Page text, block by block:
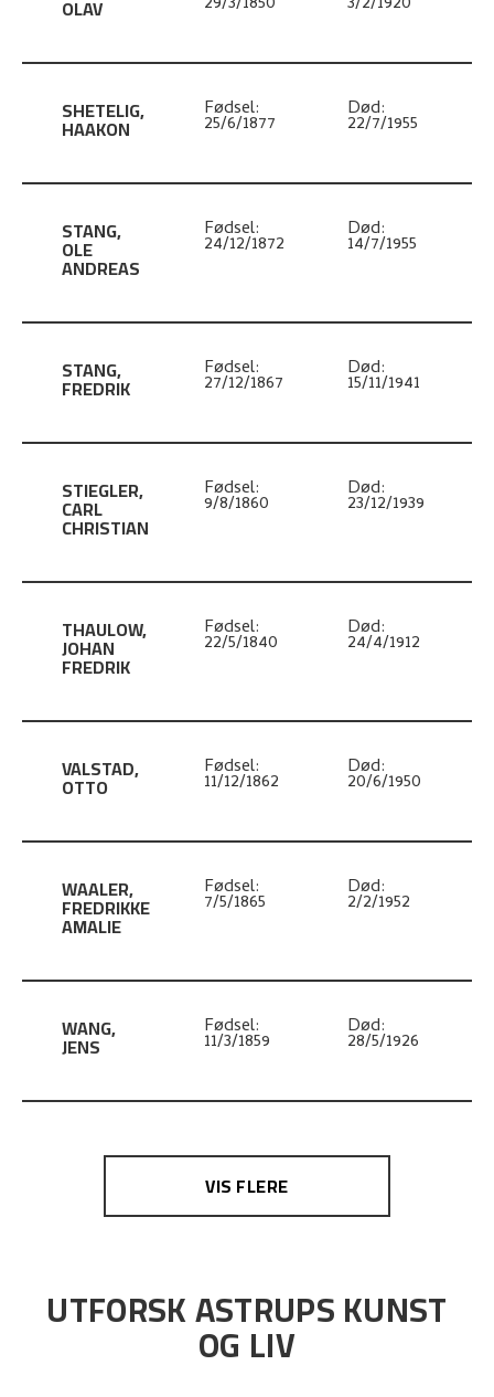
OLAV
SHETELIG,
HAAKON
Fødsel:
25/6/1877
Død:
22/7/1955
STANG,
OLE
ANDREAS
Fødsel:
24/12/1872
Død:
14/7/1955
STANG,
FREDRIK
Fødsel:
27/12/1867
Død:
15/11/1941
STIEGLER,
CARL
CHRISTIAN
Fødsel:
9/8/1860
Død:
23/12/1939
THAULOW,
JOHAN
FREDRIK
Fødsel:
22/5/1840
Død:
24/4/1912
VALSTAD,
OTTO
Fødsel:
11/12/1862
Død:
20/6/1950
WAALER,
FREDRIKKE
AMALIE
Fødsel:
7/5/1865
Død:
2/2/1952
WANG,
JENS
Fødsel:
11/3/1859
Død:
28/5/1926
VIS FLERE
UTFORSK ASTRUPS KUNST
OG LIV